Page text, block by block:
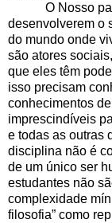
O Nosso
desenvolverem o
do mundo onde
são atores
que eles têm
isso precisam
conhecimentos
imprescindíveis
e todas as outras
disciplina não é
de um único ser
estudantes não
complexidade
filosofia” como